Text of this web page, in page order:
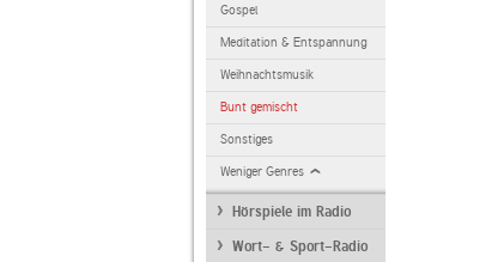
Gospel
Meditation & Entspannung
Weihnachtsmusik
Bunt gemischt
Sonstiges
Weniger Genres
Hörspiele im Radio
Wort- & Sport-Radio